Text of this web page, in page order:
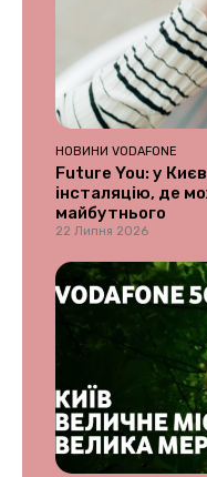
НОВИНИ VODAFONE
Future You: у
інсталяцію, де
майбутнього
22 Липня 2026